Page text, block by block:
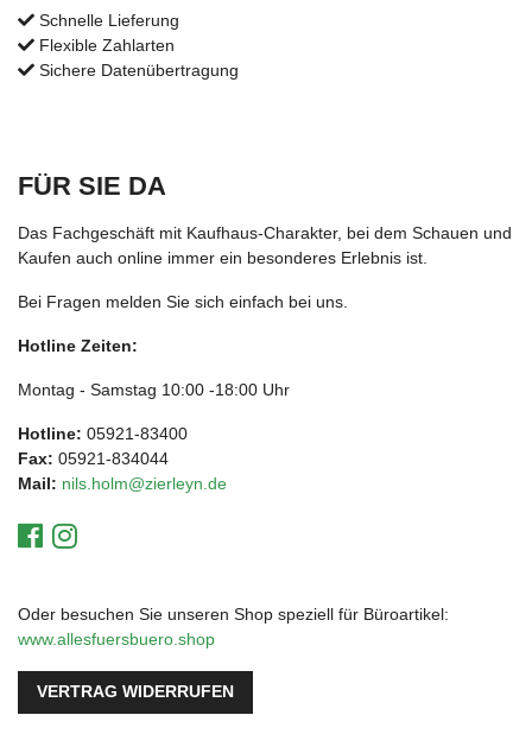
Schnelle Lieferung
Flexible Zahlarten
Sichere Datenübertragung
FÜR SIE DA
Das Fachgeschäft mit Kaufhaus-Charakter, bei dem Schauen und
Kaufen auch online immer ein besonderes Erlebnis ist.
Bei Fragen melden Sie sich einfach bei uns.
Hotline Zeiten:
Montag - Samstag 10:00 -18:00 Uhr
Hotline: 05921-83400
Fax: 05921-834044
Mail: nils.holm@zierleyn.de
Oder besuchen Sie unseren Shop speziell für Büroartikel:
www.allesfuersbuero.shop
VERTRAG WIDERRUFEN